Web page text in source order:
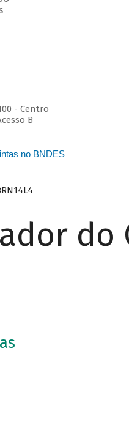
- Centro
B
no BNDES
do